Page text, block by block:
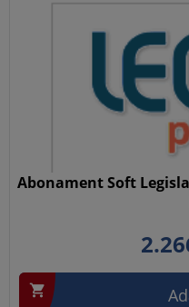
Abonament Soft
